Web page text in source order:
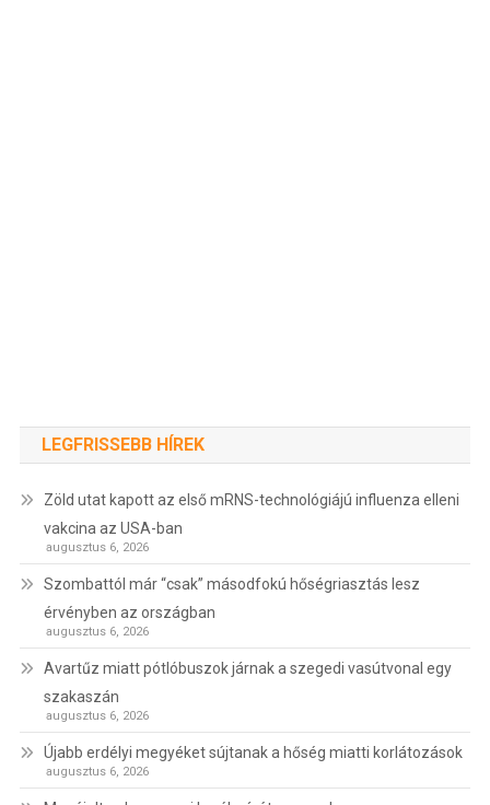
LEGFRISSEBB HÍREK
Zöld utat kapott az első mRNS-technológiájú influenza elleni
vakcina az USA-ban
augusztus 6, 2026
Szombattól már “csak” másodfokú hőségriasztás lesz
érvényben az országban
augusztus 6, 2026
Avartűz miatt pótlóbuszok járnak a szegedi vasútvonal egy
szakaszán
augusztus 6, 2026
Újabb erdélyi megyéket sújtanak a hőség miatti korlátozások
augusztus 6, 2026